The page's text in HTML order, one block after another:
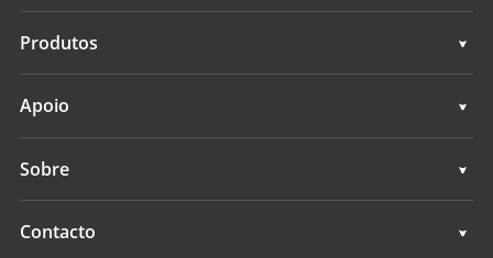
Soluções
Produtos
Sistemas de controlo de máquinas
Todos os produtos
Apoio
Apoio
Sobre
Visão geral
Contacto